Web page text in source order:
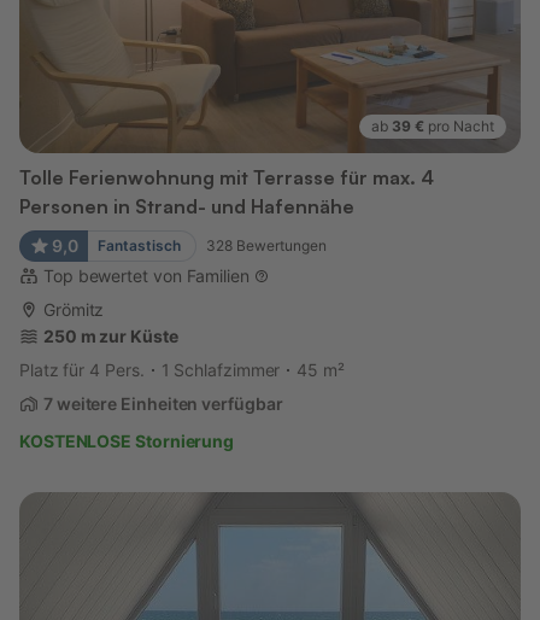
ab 39 € pro Nacht
Tolle Ferienwohnung mit Terrasse für max. 4
Personen in Strand- und Hafennähe
9,0 Fantastisch 328 Bewertungen
Top bewertet von Familien
Grömitz
250 m zur Küste
Platz für 4 Pers.
1 Schlafzimmer
45 m²
7 weitere Einheiten verfügbar
KOSTENLOSE Stornierung